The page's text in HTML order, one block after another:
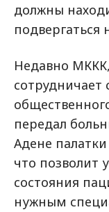
должны
подвергаться
Недавно
сотрудничает
передал
Адене
что позволит
состояния
нужным